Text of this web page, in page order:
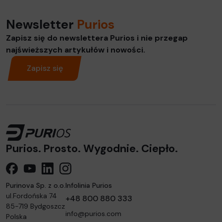
Newsletter Purios
Zapisz się do newslettera Purios i nie przegap
najświeższych artykułów i nowości.
Zapisz się
Purios. Prosto. Wygodnie. Ciepło.
Purios FBYouTubelinkedininstagram
Purinova Sp. z o.o.
ul.Fordońska 74
85-719 Bydgoszcz
Polska
Infolinia Purios
+48 800 880 333
info@purios.com